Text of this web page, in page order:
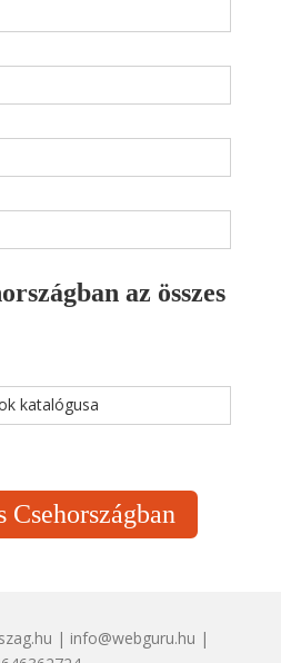
az összes
katalógusa
Csehországban
| info@webguru.hu |